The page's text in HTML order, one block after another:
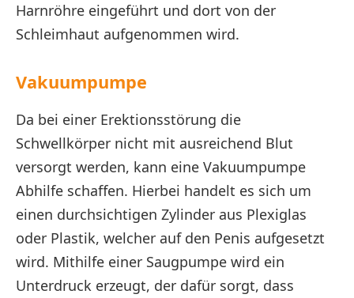
Harnröhre eingeführt und dort von der
Schleimhaut aufgenommen wird.
Vakuumpumpe
Da bei einer Erektionsstörung die
Schwellkörper nicht mit ausreichend Blut
versorgt werden, kann eine Vakuumpumpe
Abhilfe schaffen. Hierbei handelt es sich um
einen durchsichtigen Zylinder aus Plexiglas
oder Plastik, welcher auf den Penis aufgesetzt
wird. Mithilfe einer Saugpumpe wird ein
Unterdruck erzeugt, der dafür sorgt, dass